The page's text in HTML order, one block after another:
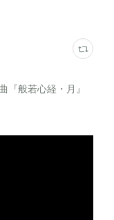
般若心経・月』